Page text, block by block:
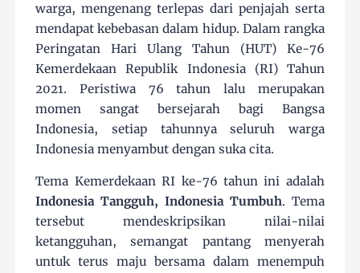
warga, mengenang terlepas dari penjajah serta
mendapat kebebasan dalam hidup. Dalam rangka
Peringatan Hari Ulang Tahun (HUT) Ke-76
Kemerdekaan Republik Indonesia (RI) Tahun
2021. Peristiwa 76 tahun lalu merupakan
momen sangat bersejarah bagi Bangsa
Indonesia, setiap tahunnya seluruh warga
Indonesia menyambut dengan suka cita.
Tema Kemerdekaan RI ke-76 tahun ini adalah
Indonesia Tangguh, Indonesia Tumbuh. Tema
tersebut mendeskripsikan nilai-nilai
ketangguhan, semangat pantang menyerah
untuk terus maju bersama dalam menempuh